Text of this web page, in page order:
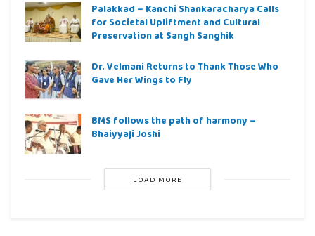
Palakkad – Kanchi Shankaracharya Calls
for Societal Upliftment and Cultural
Preservation at Sangh Sanghik
Dr. Velmani Returns to Thank Those Who
Gave Her Wings to Fly
BMS follows the path of harmony –
Bhaiyyaji Joshi
LOAD MORE